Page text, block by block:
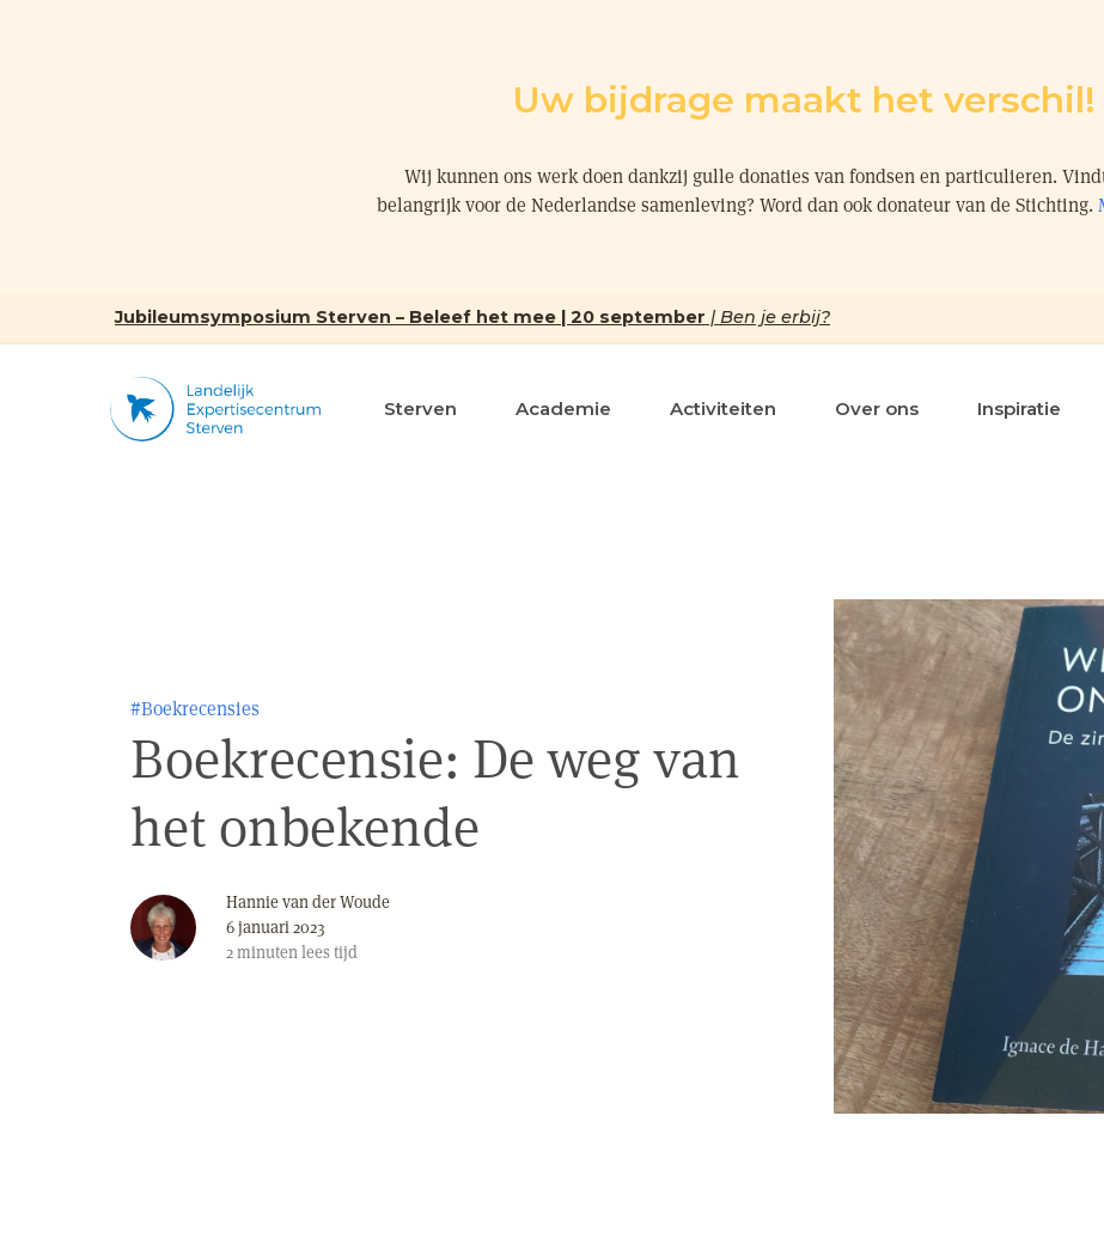
Uw bijdrage maakt het verschil!
Wij kunnen ons werk doen dankzij gulle donaties van fondsen en particulieren.
belangrijk voor de Nederlandse samenleving? Word dan ook donateur van de Stichting.
Jubileumsymposium Sterven – Beleef het mee | 20 september | Ben je erbij?
Sterven Academie Activiteiten Over ons Inspiratie
#Boekrecensies
Boekrecensie: De weg van
het onbekende
Hannie van der Woude
6 januari 2023
2minutenlees tijd